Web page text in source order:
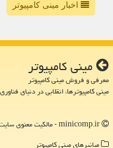
اخبار مینی کامپیوتر
مینی كامپیوتر
معرفی و فروش مینی کامپیوتر
مینی کامپیوترها، انقلابی در دنیای
میانبرهای مینی كامپیوتر